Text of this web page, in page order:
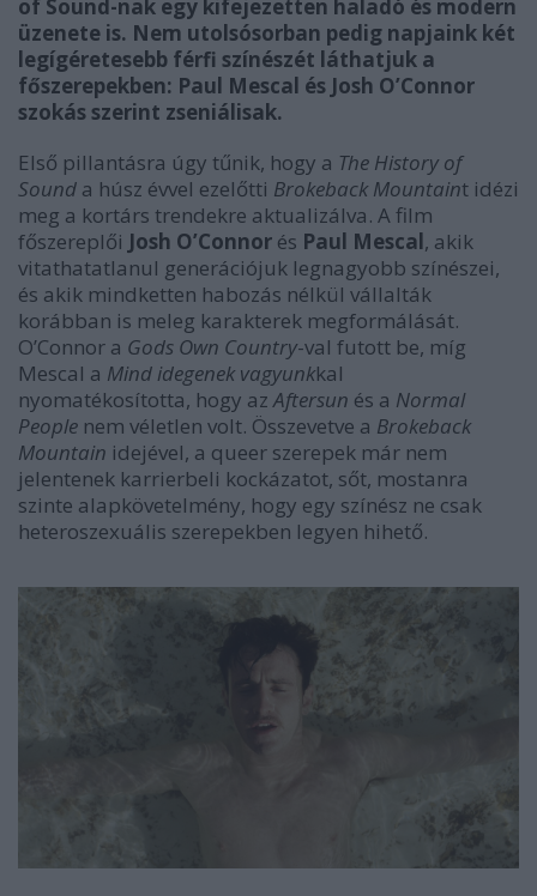
of Sound-nak egy kifejezetten haladó és modern
üzenete is. Nem utolsósorban pedig napjaink két
legígéretesebb férfi színészét láthatjuk a
főszerepekben: Paul Mescal és Josh O’Connor
szokás szerint zseniálisak.
Első pillantásra úgy tűnik, hogy a The History of
Sound a húsz évvel ezelőtti Brokeback Mountaint idézi
meg a kortárs trendekre aktualizálva. A film
főszereplői Josh O’Connor és Paul Mescal, akik
vitathatatlanul generációjuk legnagyobb színészei,
és akik mindketten habozás nélkül vállalták
korábban is meleg karakterek megformálását.
O’Connor a Gods Own Country-val futott be, míg
Mescal a Mind idegenek vagyunkkal
nyomatékosította, hogy azAftersun és a Normal
People nem véletlen volt. Összevetve a Brokeback
Mountain idejével, a queer szerepek már nem
jelentenek karrierbeli kockázatot, sőt, mostanra
szinte alapkövetelmény, hogy egy színész ne csak
heteroszexuális szerepekben legyen hihető.